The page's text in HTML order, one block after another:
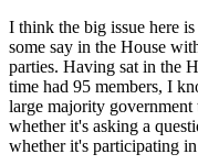
I think the big issue here
some say in the House
parties. Having sat in the
time had 95 members, I
large majority government
whether it's asking a
whether it's participating in